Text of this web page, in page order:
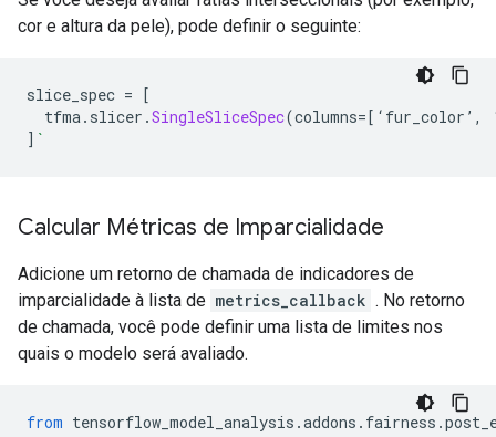
cor e altura da pele), pode definir o seguinte:
slice_spec =
[
tfma. slicer .SingleSliceSpec(columns=[‘ fur_color ’,
] `
Calcular Métricas de Imparcialidade
Adicione um retorno de chamada de indicadores de
imparcialidade à lista de metrics_callback . No retorno
de chamada, você pode definir uma lista de limites nos
quais o modelo será avaliado.
from tensorflow_model_analysis .addons . fairness .